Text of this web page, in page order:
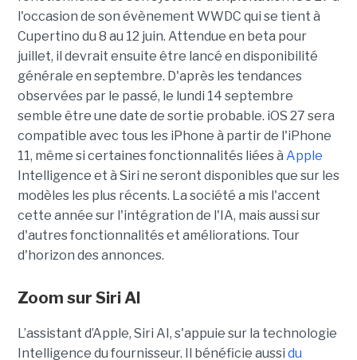
l'occasion de son évènement WWDC qui se tient à
Cupertino du 8 au 12 juin. Attendue en beta pour
juillet, il devrait ensuite être lancé en disponibilité
générale en septembre. D'après les tendances
observées par le passé, le lundi 14 septembre
semble être une date de sortie probable. iOS 27 sera
compatible avec tous les iPhone à partir de l'iPhone
11, même si certaines fonctionnalités liées à Apple
Intelligence et à Siri ne seront disponibles que sur les
modèles les plus récents. La société a mis l'accent
cette année sur l'intégration de l'IA, mais aussi sur
d'autres fonctionnalités et améliorations. Tour
d'horizon des annonces.
Zoom sur Siri AI
L’assistant d’Apple, Siri AI, s'appuie sur la technologie
Intelligence du fournisseur. Il bénéficie aussi du